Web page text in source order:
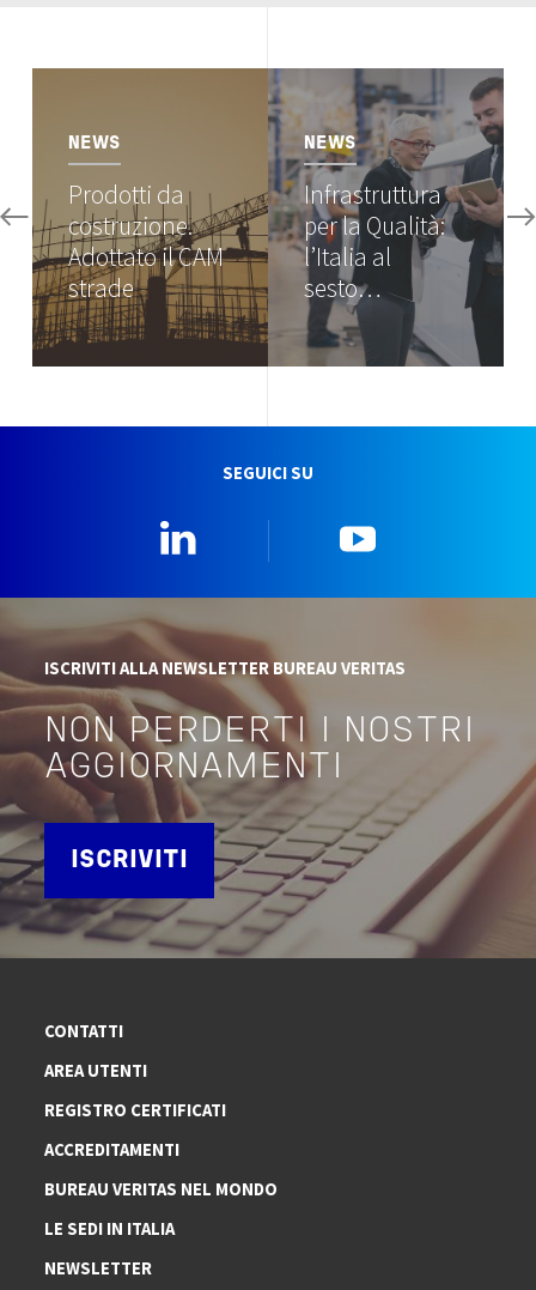
NEWS
Prodotti da
costruzione.
Adottato il CAM
strade
Image
NEWS
Infrastruttura
per la Qualità:
l’Italia al
sesto…
SEGUICI SU
ISCRIVITI ALLA NEWSLETTER BUREAU VERITAS
NON PERDERTI I NOSTRI
AGGIORNAMENTI
ISCRIVITI
CONTATTI
AREA UTENTI
REGISTRO CERTIFICATI
ACCREDITAMENTI
BUREAU VERITAS NEL MONDO
LE SEDI IN ITALIA
NEWSLETTER